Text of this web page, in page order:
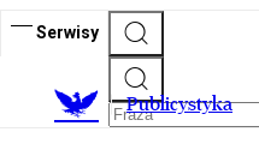
Serwisy
Publicystyka